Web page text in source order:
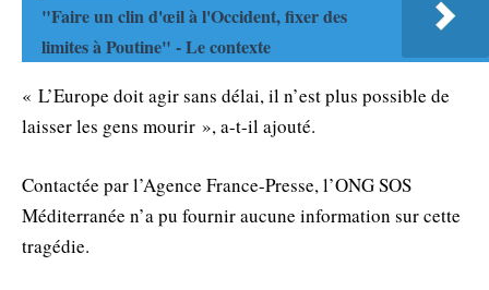
"Faire un clin d'œil à l'Occident, fixer des
limites à Poutine" - Le contexte
« L’Europe doit agir sans délai, il n’est plus possible de
laisser les gens mourir », a-t-il ajouté.
Contactée par l’Agence France-Presse, l’ONG SOS
Méditerranée n’a pu fournir aucune information sur cette
tragédie.